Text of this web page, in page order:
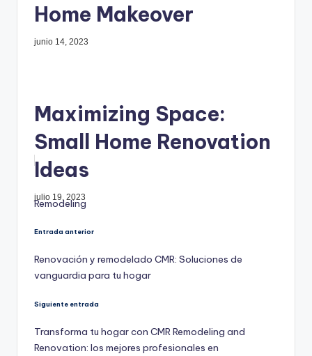
Home Makeover
junio 14, 2023
Maximizing Space:
Small Home Renovation
Ideas
julio 19, 2023
Etiquetas:
Remodeling
Navegación
de
entradas
Entrada anterior
Renovación y remodelado CMR: Soluciones de
vanguardia para tu hogar
Siguiente entrada
Transforma tu hogar con CMR Remodeling and
Renovation: los mejores profesionales en